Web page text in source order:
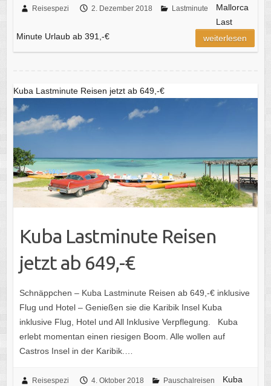
Reisespezi 2. Dezember 2018 Lastminute
Mallorca
Last
Minute Urlaub ab 391,-€
weiterlesen
Kuba Lastminute Reisen jetzt ab 649,-€
Kuba Lastminute Reisen
jetzt ab 649,-€
Schnäppchen – Kuba Lastminute Reisen ab 649,-€ inklusive
Flug und Hotel – Genießen sie die Karibik Insel Kuba
inklusive Flug, Hotel und All Inklusive Verpflegung. Kuba
erlebt momentan einen riesigen Boom. Alle wollen auf
Castros Insel in der Karibik.…
Reisespezi 4. Oktober 2018 Pauschalreisen
Kuba